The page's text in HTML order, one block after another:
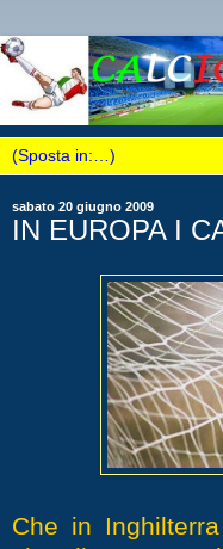
sabato 20 giugno 2009
IN EUROPA I
Che in